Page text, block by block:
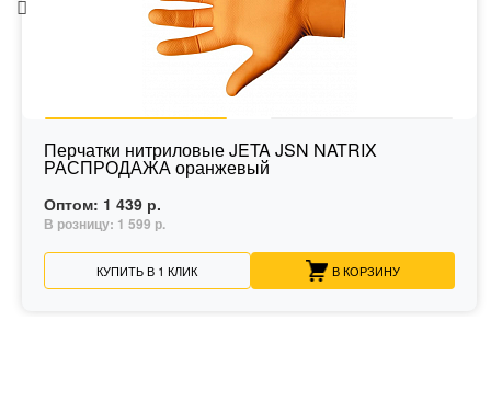
Перчатки нитриловые JETA JSN NATRIX
РАСПРОДАЖА оранжевый
Оптом: 1 439 р.
В розницу: 1 599 р.
КУПИТЬ В 1 КЛИК В КОРЗИНУ